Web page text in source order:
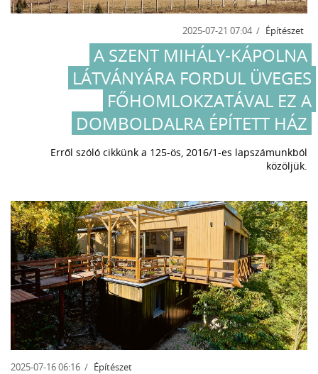
2025-07-21 07:04 Építészet
A SZENT MIHÁLY-KÁPOLNA
LÁTVÁNYÁRA FORDUL ÜVEGES
FŐHOMLOKZATÁVAL EZ A
DOMBOLDALRA ÉPÍTETT HÁZ
Erről szóló cikkünk a 125-ös, 2016/1-es lapszámunkból
közöljük.
2025-07-16 06:16 Építészet